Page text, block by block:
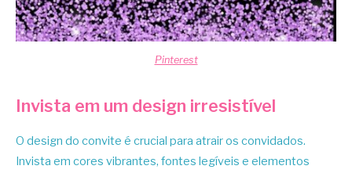
Pinterest
Invista em um design irresistível
O design do convite é crucial para atrair os convidados.
Invista em cores vibrantes, fontes legíveis e elementos